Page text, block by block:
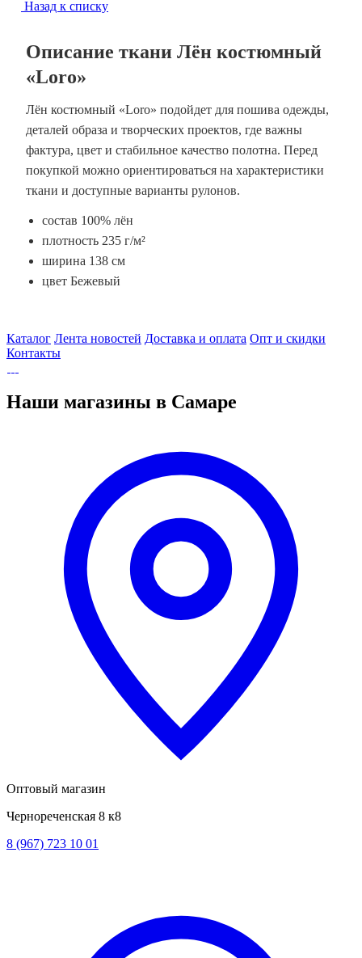
Назад к списку
Описание ткани Лён костюмный
«Loro»
Лён костюмный «Loro» подойдет для пошива одежды,
деталей образа и творческих проектов, где важны
фактура, цвет и стабильное качество полотна. Перед
покупкой можно ориентироваться на характеристики
ткани и доступные варианты рулонов.
состав 100% лён
плотность 235 г/м²
ширина 138 см
цвет Бежевый
Каталог Лента новостей Доставка и оплата Опт и скидки
Контакты
Наши магазины в Самаре
Оптовый магазин
Чернореченская 8 к8
8 (967) 723 10 01